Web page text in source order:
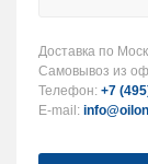
Доставка по
Самовывоз из
Телефон: +7
E-mail: